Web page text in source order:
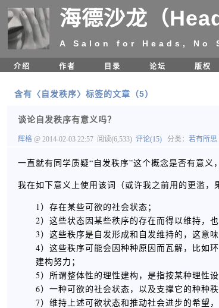
海德沙龙（
A Salon for Heads, No
介绍
作者 目录 论坛 版权
含有〈自发秩序〉标签的文章（5）
谈论自发秩序有意义吗？
辉格 @ 2014-02-03 22:57 阅读(6,533) 评论(15) 分类： 若有所思
一直就有同学质疑“自发秩序”这个概念是否有意义
我在如下意义上使用该词（或许我之前用的更滥，
1）存在某些可欲的社会状态；
2）这些状态因某些秩序的存在而得以维持，
3）这些秩序是自发形成和自发维持的，这意
4）这些秩序可能会因种种原因而瓦解，比如
建构努力；
5）所谓整体性的理性建构，是指按某种理性
6）一种可欲的社会状态，以及支撑它的种种
7）维持上述可欲状态和推动社会进步的希望